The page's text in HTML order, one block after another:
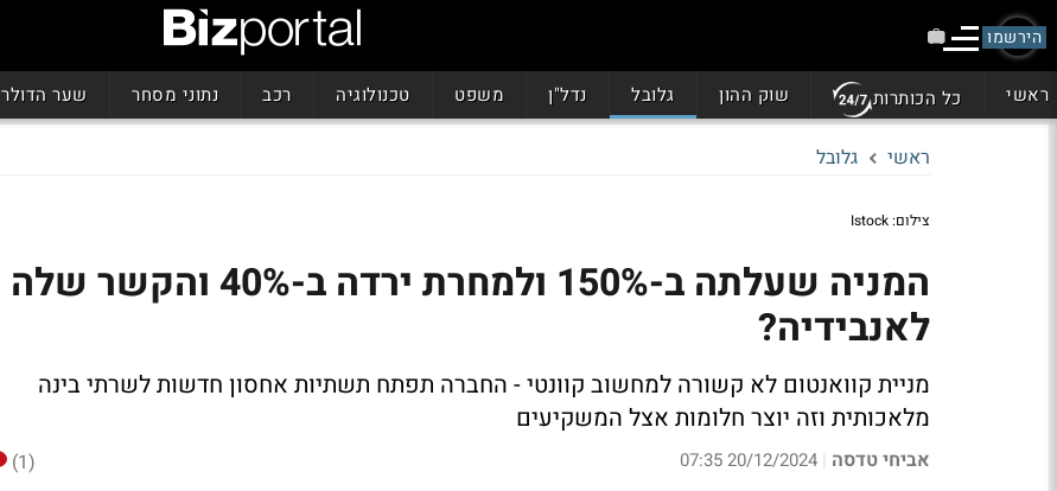
הירשמו
ראשי כל הכותרות שוק ההון גלובל נדל"ן משפט טכנולוגיה רכב נתוני מסחר שער הדולר
ראשי גלובל
צילום: Istock
המניה שעלתה ב-150% ולמחרת ירדה ב-40% והקשר שלה
לאנבידיה?
מניית קוואנטום לא קשורה למחשוב קוונטי - החברה תפתח תשתיות אחסון חדשות לשרתי בינה
מלאכותית וזה יוצר חלומות אצל המשקיעים
אביחי טדסה |
20/12/2024 07:35
(1)